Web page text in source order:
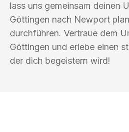
lass uns gemeinsam deinen
Göttingen nach Newport
durchführen. Vertraue dem
Göttingen und erlebe einen
der dich begeistern wird!